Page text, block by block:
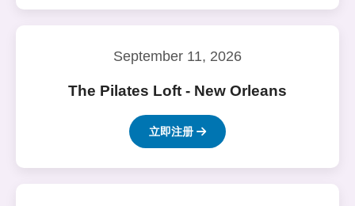
September 11, 2026
The Pilates Loft - New Orleans
立即注册